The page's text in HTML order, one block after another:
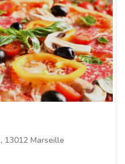
13012 Marseille